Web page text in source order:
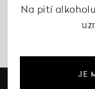
Na pití
JE